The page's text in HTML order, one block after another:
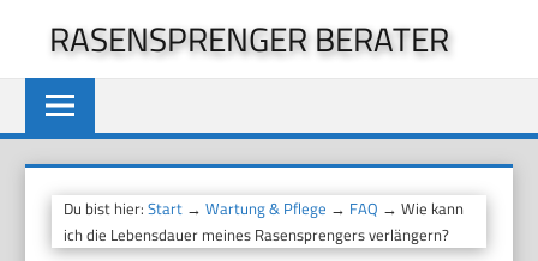
springen
RASENSPRENGER BERATER
Du bist hier:Start →Wartung & Pflege → FAQ → Wie kann
ich die Lebensdauer meines Rasensprengers verlängern?